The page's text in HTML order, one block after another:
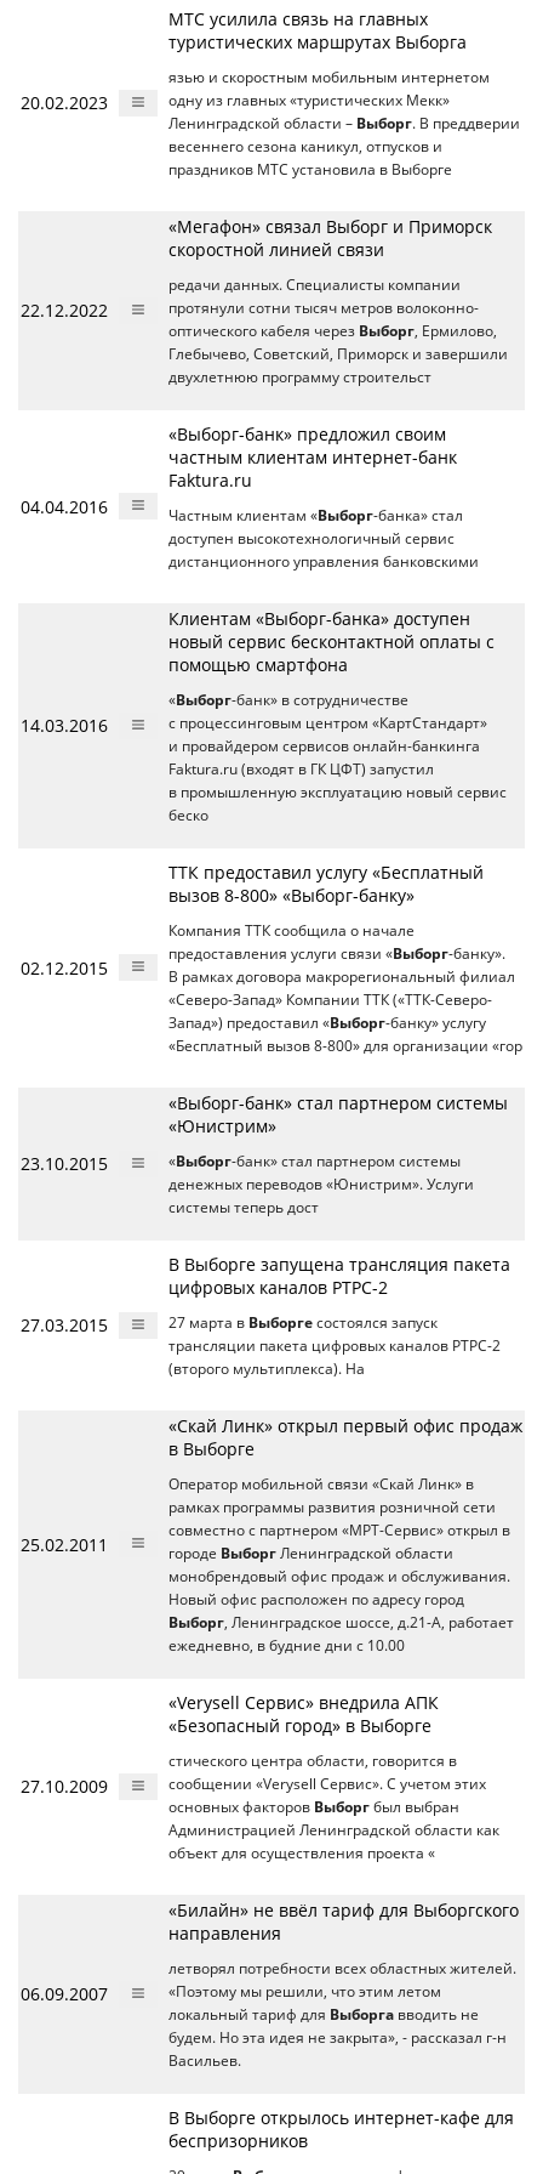
20.02.2023
МТС усилила связь на главных
туристических маршрутах Выборга
язью и скоростным мобильным интернетом
одну из главных «туристических Мекк»
Ленинградской области – Выборг. В преддверии
весеннего сезона каникул, отпусков и
праздников МТС установила в Выборге
22.12.2022
«Мегафон» связал Выборг и Приморск
скоростной линией связи
редачи данных. Специалисты компании
протянули сотни тысяч метров волоконно-
оптического кабеля через Выборг, Ермилово,
Глебычево, Советский, Приморск и завершили
двухлетнюю программу строительст
04.04.2016
«Выборг-банк» предложил своим
частным клиентам интернет-банк
Faktura.ru
Частным клиентам «Выборг-банка» стал
доступен высокотехнологичный сервис
дистанционного управления банковскими
14.03.2016
Клиентам «Выборг-банка» доступен
новый сервис бесконтактной оплаты с
помощью смартфона
«Выборг-банк» в сотрудничестве
с процессинговым центром «КартСтандарт»
и провайдером сервисов онлайн-банкинга
Faktura.ru (входят в ГК ЦФТ) запустил
в промышленную эксплуатацию новый сервис
беско
02.12.2015
ТТК предоставил услугу «Бесплатный
вызов 8-800» «Выборг-банку»
Компания ТТК сообщила о начале
предоставления услуги связи «Выборг-банку».
В рамках договора макрорегиональный филиал
«Северо-Запад» Компании ТТК («ТТК-Северо-
Запад») предоставил «Выборг-банку» услугу
«Бесплатный вызов 8-800» для организации «гор
23.10.2015
«Выборг-банк» стал партнером системы
«Юнистрим»
«Выборг-банк» стал партнером системы
денежных переводов «Юнистрим». Услуги
системы теперь дост
27.03.2015
В Выборге запущена трансляция пакета
цифровых каналов РТРС-2
27 марта в Выборге состоялся запуск
трансляции пакета цифровых каналов РТРС-2
(второго мультиплекса). На
25.02.2011
«Скай Линк» открыл первый офис продаж
в Выборге
Оператор мобильной связи «Скай Линк» в
рамках программы развития розничной сети
совместно с партнером «МРТ-Сервис» открыл в
городе Выборг Ленинградской области
монобрендовый офис продаж и обслуживания.
Новый офис расположен по адресу город
Выборг, Ленинградское шоссе, д.21-А, работает
ежедневно, в будние дни с 10.00
27.10.2009
«Verysell Сервис» внедрила АПК
«Безопасный город» в Выборге
стического центра области, говорится в
сообщении «Verysell Сервис». С учетом этих
основных факторов Выборг был выбран
Администрацией Ленинградской области как
объект для осуществления проекта «
06.09.2007
«Билайн» не ввёл тариф для Выборгского
направления
летворял потребности всех областных жителей.
«Поэтому мы решили, что этим летом
локальный тариф для Выборга вводить не
будем. Но эта идея не закрыта», - рассказал г-н
Васильев.
В Выборге открылось интернет-кафе для
беспризорников